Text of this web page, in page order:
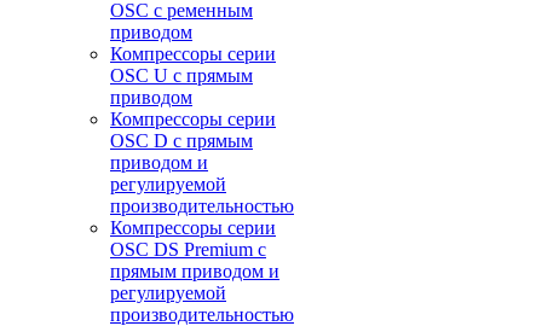
OSC с ременным
приводом
Компрессоры серии
OSC U с прямым
приводом
Компрессоры серии
OSC D с прямым
приводом и
регулируемой
производительностью
Компрессоры серии
OSC DS Premium с
прямым приводом и
регулируемой
производительностью